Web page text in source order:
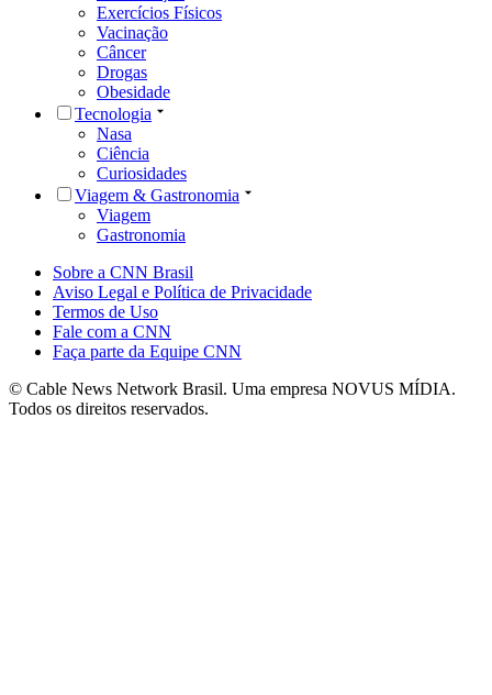
Exercícios Físicos
Vacinação
Câncer
Drogas
Obesidade
Tecnologia
Nasa
Ciência
Curiosidades
Viagem & Gastronomia
Viagem
Gastronomia
Sobre a CNN Brasil
Aviso Legal e Política de Privacidade
Termos de Uso
Fale com a CNN
Faça parte da Equipe CNN
© Cable News Network Brasil. Uma empresa NOVUS MÍDIA.
Todos os direitos reservados.